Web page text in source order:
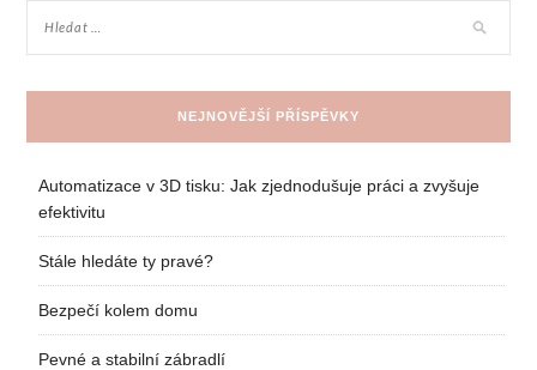
NEJNOVĚJŠÍ PŘÍSPĚVKY
Automatizace v 3D tisku: Jak zjednodušuje práci a zvyšuje
efektivitu
Stále hledáte ty pravé?
Bezpečí kolem domu
Pevné a stabilní zábradlí